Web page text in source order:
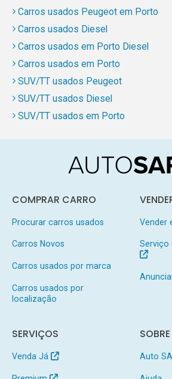
Carros usados Peugeot em Porto
Carros usados Diesel
Carros usados em Porto Diesel
Carros usados em Porto
SUV/TT usados Peugeot
SUV/TT usados Diesel
SUV/TT usados em Porto
COMPRAR CARRO
Procurar carros usados
Carros Novos
Carros usados por marca
Carros usados por
localização
Vender
Serviço
SERVIÇOS
Venda Já Auto